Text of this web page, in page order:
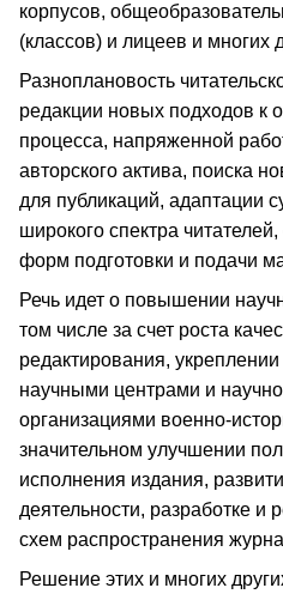
корпусов,
(классов) и лицеев и многих
Разноплановость
редакции новых подходов к
процесса, напряженной
авторского актива, поиска
для публикаций, адаптации
широкого спектра
форм подготовки и подачи
Речь идет о повышении
том числе за счет роста
редактирования,
научными центрами и
организациями военно-
значительном улучшении
исполнения издания,
деятельности, разработке
схем распространения
Решение этих и многих